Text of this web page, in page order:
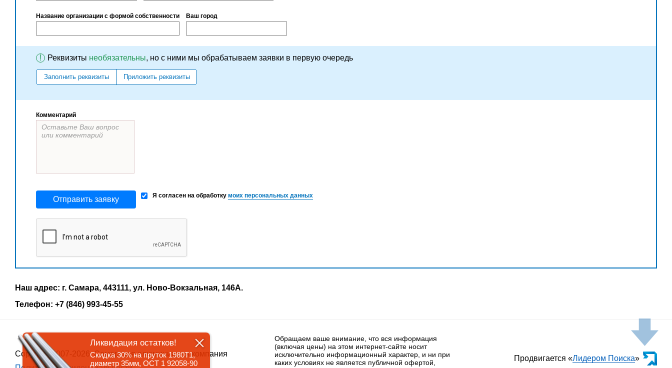
Название организации с формой собственности Ваш город
! Реквизиты необязательны, но с ними мы обрабатываем заявки в первую очередь
Заполнить реквизиты Приложить реквизиты
Комментарий
Отправить заявку Я согласен на обработку моих персональных данных
Наш адрес: г. Самара, 443111, ул. Ново-Вокзальная, 146А.
Телефон: +7 (846) 993-45-55
Copyrigth 2007-2026, Самарская алюминиевая компания
Обращаем ваше внимание, что вся информация
(включая цены) на этом интернет-сайте носит
исключительно информационный характер, и ни при
каких условиях не является публичной офертой,
Продвигается «Лидером Поиска»
Ликвидация остатков!
Скидка 30% на пруток 1980Т1,
диаметр 35мм, ОСТ 1 92058-90